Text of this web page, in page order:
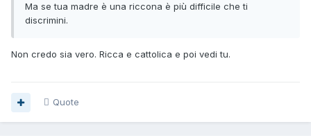
Ma se tua madre è una riccona è più difficile che ti
discrimini.
Non credo sia vero. Ricca e cattolica e poi vedi tu.
Quote